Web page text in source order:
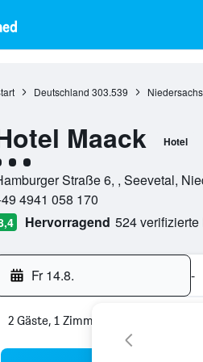
Deutschland 303.539
Maack Hotel
3
Straße 6, , Seevetal,
4941 058 170
Hervorragend 524
Fr 14.8. -
2 Gäste, 1 Zimmer